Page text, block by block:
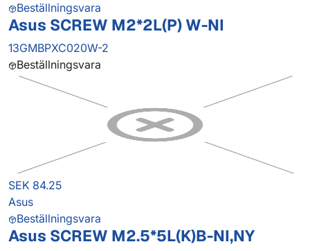
Beställningsvara
Asus SCREW M2*2L(P) W-NI
13GMBPXC020W-2
Beställningsvara
SEK 84.25
Asus
Beställningsvara
Asus SCREW M2.5*5L(K)B-NI,NY